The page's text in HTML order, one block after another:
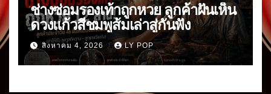
ช่างซ่อมรองเท้าถูกหวย ลูกค้าฝันเห็น
ดวงแก้วสีชมพูส้มเล่าสู่กันฟัง
สิงหาคม 4, 2026 LY POP